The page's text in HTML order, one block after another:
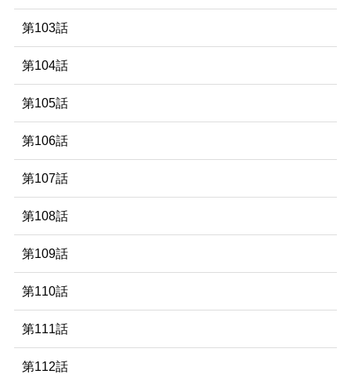
第103話
第104話
第105話
第106話
第107話
第108話
第109話
第110話
第111話
第112話